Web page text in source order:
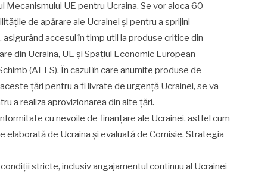
Mecanismului UE pentru Ucraina. Se vor aloca 60
de apărare ale Ucrainei și pentru a sprijini
accesul în timp util la produse critice din
din Ucraina, UE și Spațiul Economic European
(AELS). În cazul în care anumite produse de
țări pentru a fi livrate de urgență Ucrainei, se va
a realiza aprovizionarea din alte țări.
cu nevoile de finanțare ale Ucrainei, astfel cum
de Ucraina și evaluată de Comisie. Strategia
stricte, inclusiv angajamentul continuu al Ucrainei